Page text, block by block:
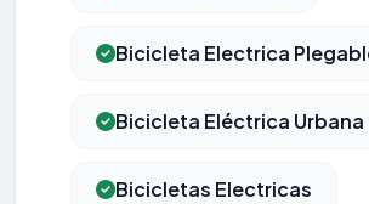
Bicicleta Electrica
Bicicleta Eléctrica Urbana
Bicicletas Electricas